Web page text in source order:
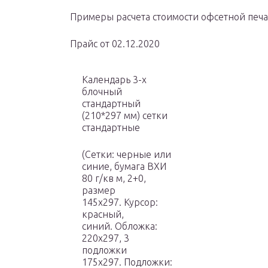
Примеры расчета стоимости офсетной
Прайс от 02.12.2020
Календарь 3-х
блочный
стандартный
(210*297 мм) сетки
стандартные
(Сетки: черные или
синие, бумага ВХИ
80 г/кв м, 2+0,
размер
145х297. Курсор:
красный,
синий. Обложка:
220х297, 3
подложки
175х297. Подложки: